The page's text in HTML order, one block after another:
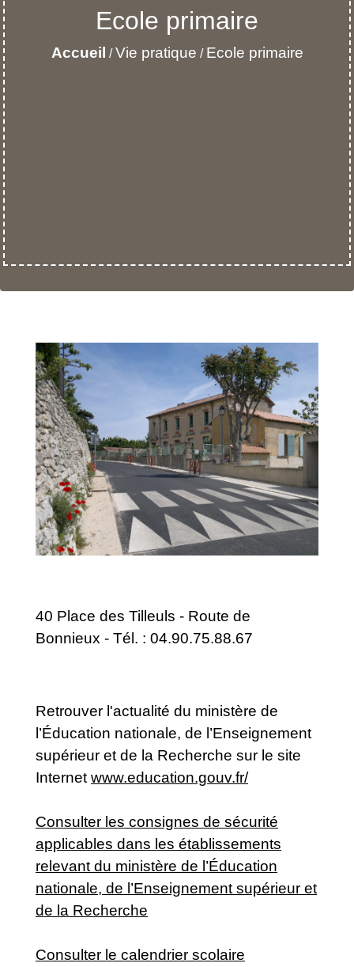
Ecole primaire
Accueil /Vie pratique / Ecole primaire
40 Place des Tilleuls - Route de
Bonnieux - Tél. : 04.90.75.88.67
Retrouver l'actualité du ministère de
l’Éducation nationale, de l’Enseignement
supérieur et de la Recherche sur le site
Internet www.education.gouv.fr/
Consulter les consignes de sécurité
applicables dans les établissements
relevant du ministère de l’Éducation
nationale, de l’Enseignement supérieur et
de la Recherche
Consulter le calendrier scolaire